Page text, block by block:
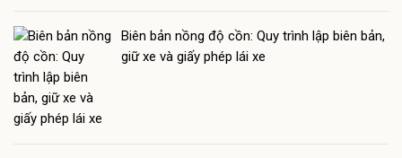
Biên bản nồng độ cồn: Quy trình lập biên bản,
giữ xe và giấy phép lái xe